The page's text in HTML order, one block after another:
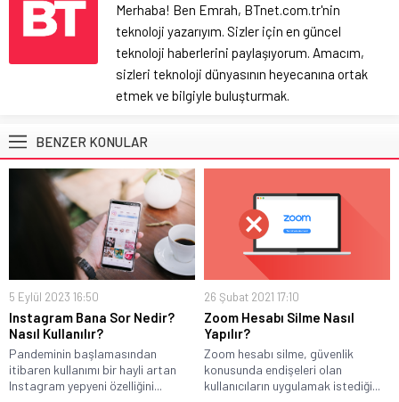
Merhaba! Ben Emrah, BTnet.com.tr'nin
teknoloji yazarıyım. Sizler için en güncel
teknoloji haberlerini paylaşıyorum. Amacım,
sizleri teknoloji dünyasının heyecanına ortak
etmek ve bilgiyle buluşturmak.
BENZER KONULAR
5 Eylül 2023 16:50
Instagram Bana Sor Nedir?
Nasıl Kullanılır?
Pandeminin başlamasından
itibaren kullanımı bir hayli artan
Instagram yepyeni özelliğini...
26 Şubat 2021 17:10
Zoom Hesabı Silme Nasıl
Yapılır?
Zoom hesabı silme, güvenlik
konusunda endişeleri olan
kullanıcıların uygulamak istediği...